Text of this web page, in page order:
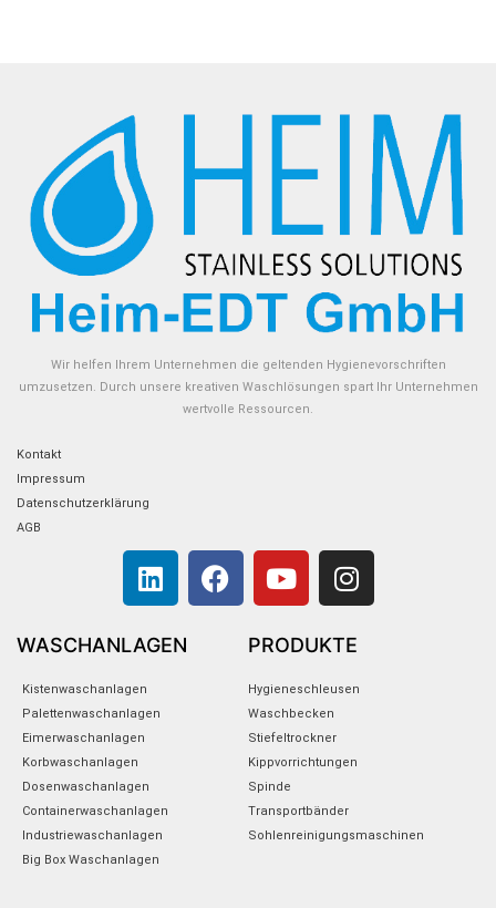
Wir helfen Ihrem Unternehmen die geltenden Hygienevorschriften
umzusetzen. Durch unsere kreativen Waschlösungen spart Ihr Unternehmen
wertvolle Ressourcen.
Kontakt
Impressum
Datenschutzerklärung
AGB
L
i
k
F
a
Y
o
t
b
e
I
n
t
g
a
WASCHANLAGEN
Kistenwaschanlagen
Palettenwaschanlagen
Eimerwaschanlagen
Korbwaschanlagen
Dosenwaschanlagen
Containerwaschanlagen
Industriewaschanlagen
Big Box Waschanlagen
PRODUKTE
Hygieneschleusen
Waschbecken
Stiefeltrockner
Kippvorrichtungen
Spinde
Transportbänder
Sohlenreinigungsmaschinen